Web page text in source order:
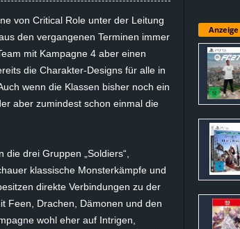
von Critical Role unter der Leitung
den vergangenen Terminen immer
mit Kampagne 4 aber einen
die Charakter-Designs für alle in
wenn die Klassen bisher noch ein
aber zumindest schon einmal die
drei Gruppen „Soldiers“,
klassische Monsterkämpfe und
direkte Verbindungen zu der
Feen, Drachen, Dämonen und den
wohl eher auf Intrigen,
Anzeige